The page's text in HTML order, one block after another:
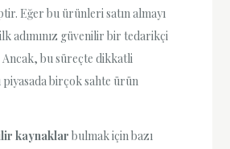
Eğer bu ürünleri satın almayı
adımınız güvenilir bir tedarikçi
Ancak, bu süreçte dikkatli
piyasada birçok sahte ürün
kaynaklar bulmak için bazı